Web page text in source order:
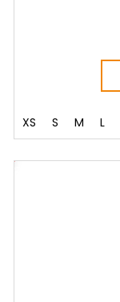
XS S M L
SET